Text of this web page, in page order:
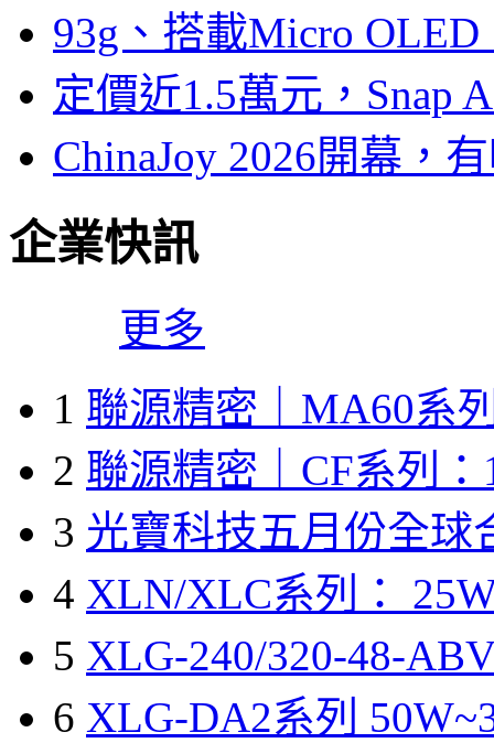
93g、搭載Micro
定價近1.5萬元，Snap
ChinaJoy 2026開幕，
企業快訊
更多
1 聯源精密｜MA60系
2 聯源精密｜CF系列：
3 光寶科技五月份全球
4 XLN/XLC系列：
5 XLG-240/320-48-
6 XLG-DA2系列